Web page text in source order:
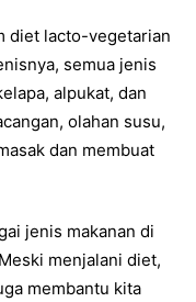
diet lacto-vegetarian
semua jenis
alpukat, dan
olahan susu,
dan membuat
jenis makanan di
menjalani diet,
membantu kita